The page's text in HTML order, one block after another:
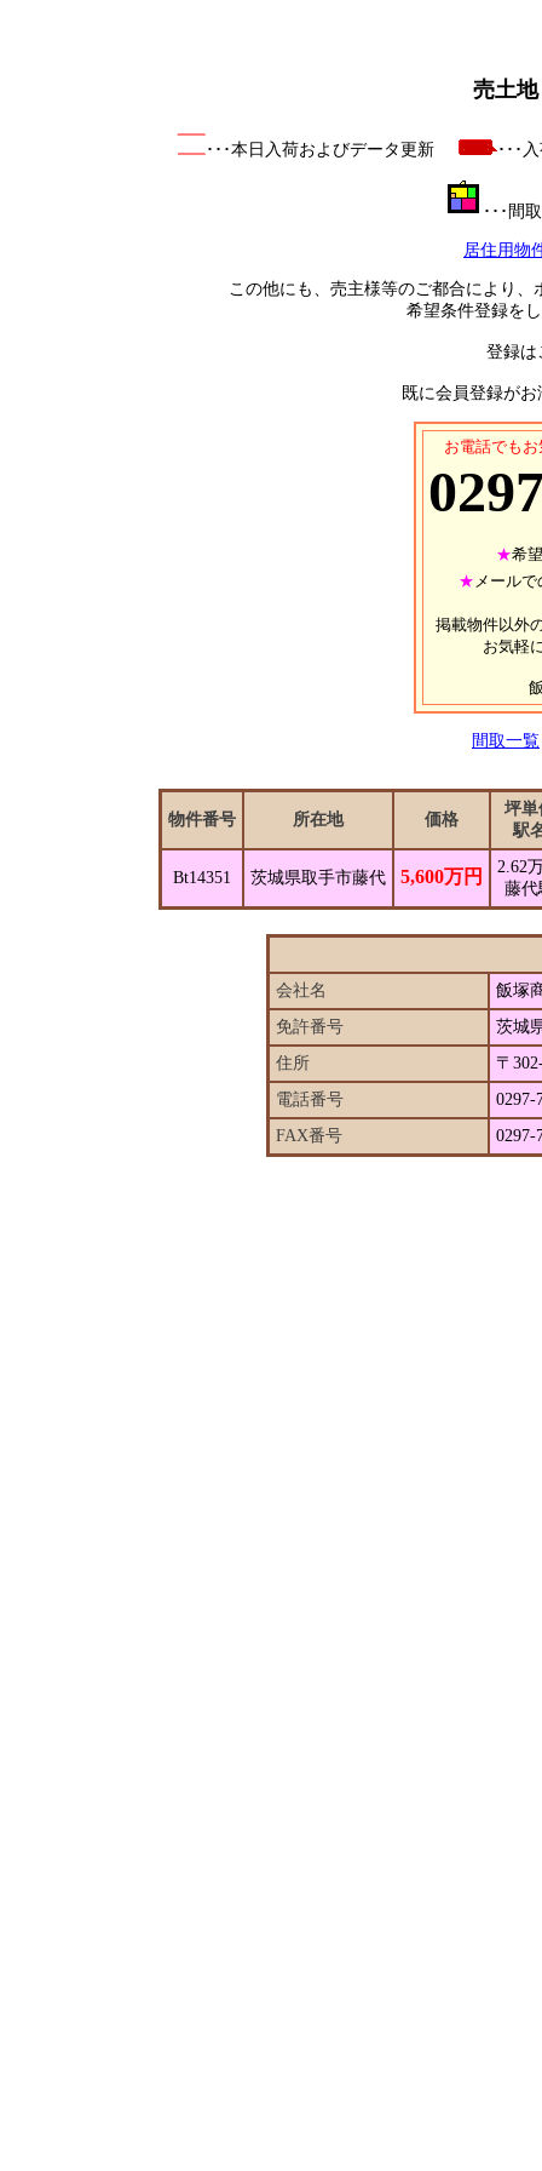
売土
･･･本日入荷およびデータ更新 ･･･
･･･間
居住用物
この他にも、売主様等のご都合により
希望条件登録を
登録
既に会員登録が
お電話でも
★希
★ メール
掲載物件以外
お気軽
間取一覧
物件番号 所在地 価格
坪単
駅
Bt14351 茨城県取手市藤代 5,600万円
2.62
藤代
会社名
飯塚
免許番号
茨城
住所
〒
電話番号
0297-
FAX番号
0297-